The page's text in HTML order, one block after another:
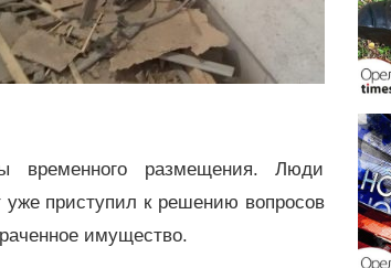
временного размещения. Люди
приступил к решению вопросов
имущество.